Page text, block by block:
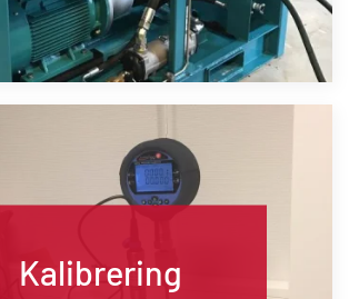
Kalibrering